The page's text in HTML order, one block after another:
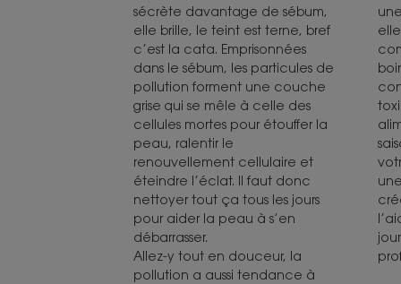
sécrète davantage de sébum,
elle brille, le teint est terne, bref
c’est la cata. Emprisonnées
dans le sébum, les particules de
pollution forment une couche
grise qui se mêle à celle des
cellules mortes pour étouffer la
peau, ralentir le
renouvellement cellulaire et
éteindre l’éclat. Il faut donc
nettoyer tout ça tous les jours
pour aider la peau à s’en
débarrasser.
Allez-y tout en douceur, la
pollution a aussi tendance à